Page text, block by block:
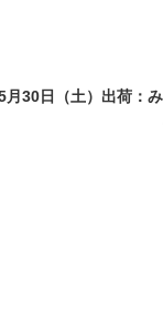
月30日（土）出荷：